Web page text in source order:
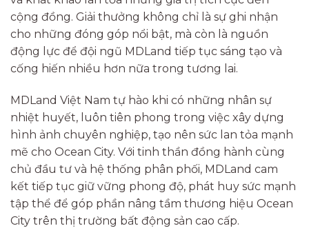
cộng đồng. Giải thưởng không chỉ là sự ghi nhận
cho những đóng góp nổi bật, mà còn là nguồn
động lực để đội ngũ MDLand tiếp tục sáng tạo và
cống hiến nhiều hơn nữa trong tương lai.
MDLand Việt Nam tự hào khi có những nhân sự
nhiệt huyết, luôn tiên phong trong việc xây dựng
hình ảnh chuyên nghiệp, tạo nên sức lan tỏa mạnh
mẽ cho Ocean City. Với tinh thần đồng hành cùng
chủ đầu tư và hệ thống phân phối, MDLand cam
kết tiếp tục giữ vững phong độ, phát huy sức mạnh
tập thể để góp phần nâng tầm thương hiệu Ocean
City trên thị trường bất động sản cao cấp.